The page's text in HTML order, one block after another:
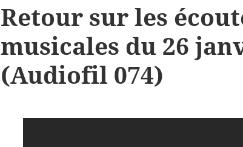
Retour sur les
musicales du 26
(Audiofil 074)